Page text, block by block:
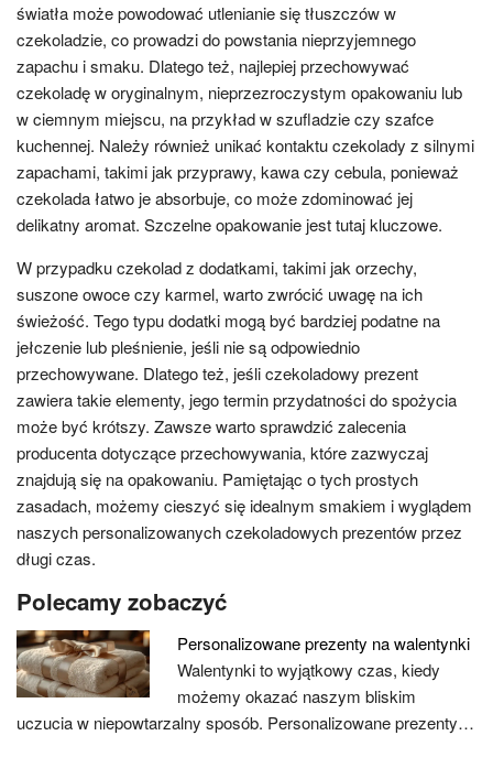
światła może powodować utlenianie się tłuszczów w
czekoladzie, co prowadzi do powstania nieprzyjemnego
zapachu i smaku. Dlatego też, najlepiej przechowywać
czekoladę w oryginalnym, nieprzezroczystym opakowaniu lub
w ciemnym miejscu, na przykład w szufladzie czy szafce
kuchennej. Należy również unikać kontaktu czekolady z silnymi
zapachami, takimi jak przyprawy, kawa czy cebula, ponieważ
czekolada łatwo je absorbuje, co może zdominować jej
delikatny aromat. Szczelne opakowanie jest tutaj kluczowe.
W przypadku czekolad z dodatkami, takimi jak orzechy,
suszone owoce czy karmel, warto zwrócić uwagę na ich
świeżość. Tego typu dodatki mogą być bardziej podatne na
jełczenie lub pleśnienie, jeśli nie są odpowiednio
przechowywane. Dlatego też, jeśli czekoladowy prezent
zawiera takie elementy, jego termin przydatności do spożycia
może być krótszy. Zawsze warto sprawdzić zalecenia
producenta dotyczące przechowywania, które zazwyczaj
znajdują się na opakowaniu. Pamiętając o tych prostych
zasadach, możemy cieszyć się idealnym smakiem i wyglądem
naszych personalizowanych czekoladowych prezentów przez
długi czas.
Polecamy zobaczyć
Personalizowane prezenty na walentynki
Walentynki to wyjątkowy czas, kiedy
możemy okazać naszym bliskim
uczucia w niepowtarzalny sposób. Personalizowane prezenty…